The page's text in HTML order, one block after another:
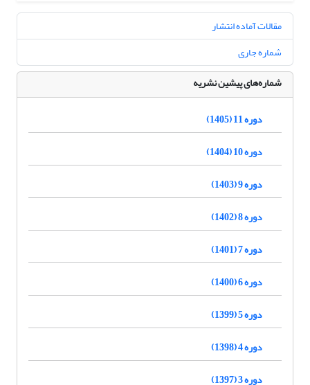
مقالات آماده انتشار
شماره جاری
شماره‌های پیشین نشریه
دوره 11 (1405)
دوره 10 (1404)
دوره 9 (1403)
دوره 8 (1402)
دوره 7 (1401)
دوره 6 (1400)
دوره 5 (1399)
دوره 4 (1398)
دوره 3 (1397)